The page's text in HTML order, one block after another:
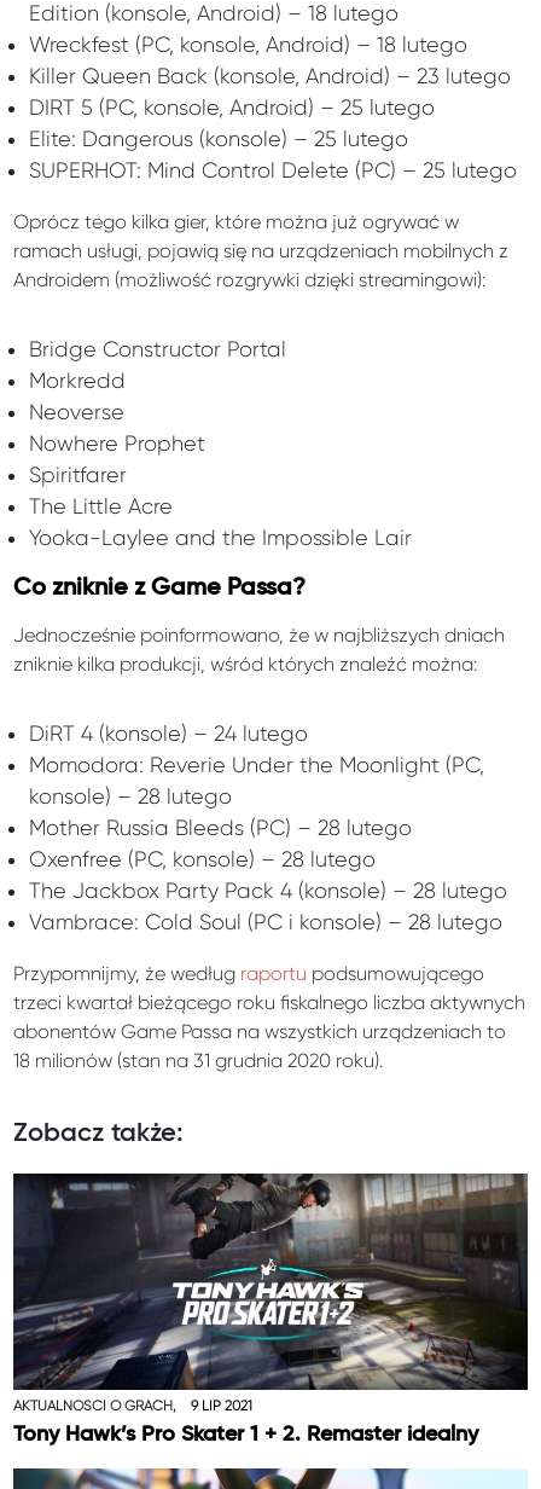
Edition (konsole, Android) – 18 lutego
Wreckfest (PC, konsole, Android) – 18 lutego
Killer Queen Back (konsole, Android) – 23 lutego
DIRT 5 (PC, konsole, Android) – 25 lutego
Elite: Dangerous (konsole) – 25 lutego
SUPERHOT: Mind Control Delete (PC) – 25 lutego
Oprócz tego kilka gier, które można już ogrywać w
ramach usługi, pojawią się na urządzeniach mobilnych z
Androidem (możliwość rozgrywki dzięki streamingowi):
Bridge Constructor Portal
Morkredd
Neoverse
Nowhere Prophet
Spiritfarer
The Little Acre
Yooka-Laylee and the Impossible Lair
Co zniknie z Game Passa?
Jednocześnie poinformowano, że w najbliższych dniach
zniknie kilka produkcji, wśród których znaleźć można:
DiRT 4 (konsole) – 24 lutego
Momodora: Reverie Under the Moonlight (PC,
konsole) – 28 lutego
Mother Russia Bleeds (PC) – 28 lutego
Oxenfree (PC, konsole) – 28 lutego
The Jackbox Party Pack 4 (konsole) – 28 lutego
Vambrace: Cold Soul (PC i konsole) – 28 lutego
Przypomnijmy, że według raportu podsumowującego
trzeci kwartał bieżącego roku fiskalnego liczba aktywnych
abonentów Game Passa na wszystkich urządzeniach to
18 milionów (stan na 31 grudnia 2020 roku).
Zobacz także:
AKTUALNOŚCI O GRACH, 9 LIP 2021
Tony Hawk’s Pro Skater 1 + 2. Remaster idealny